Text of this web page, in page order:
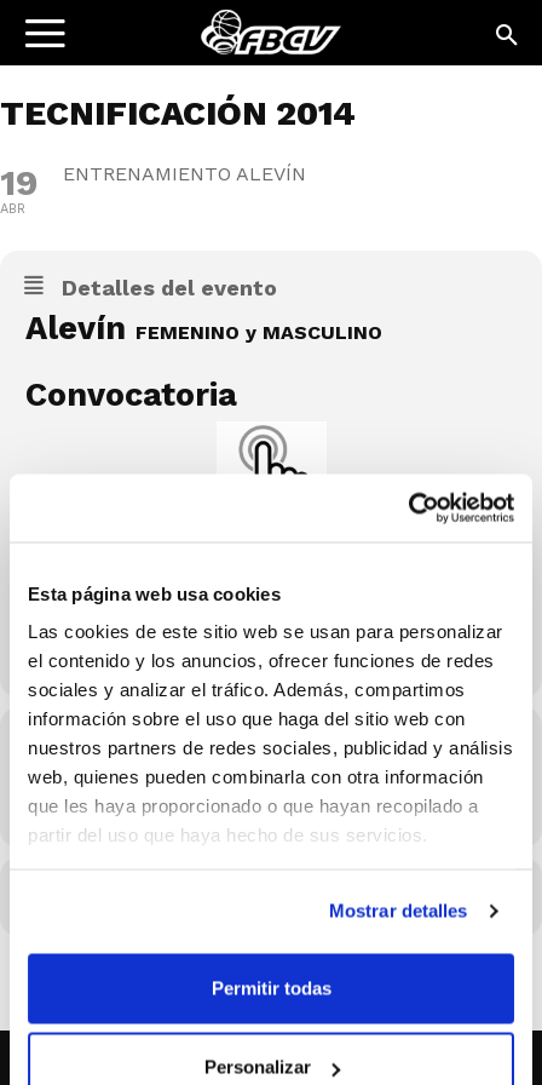
Esta página web usa cookies
Las cookies de este sitio web se usan para personalizar
el contenido y los anuncios, ofrecer funciones de redes
sociales y analizar el tráfico. Además, compartimos
información sobre el uso que haga del sitio web con
nuestros partners de redes sociales, publicidad y análisis
web, quienes pueden combinarla con otra información
que les haya proporcionado o que hayan recopilado a
partir del uso que haya hecho de sus servicios.
Mostrar detalles
Permitir todas
Personalizar
TECNIFICACIÓN 2014
19
ABR
ENTRENAMIENTO ALEVÍN
Detalles del evento
Alevín FEMENINO y MASCULINO
Convocatoria
Hora
19/04/2026 Consulta el horario en los detalles del evento
(GMT+02:00)
CALENDARIO GOOGLE